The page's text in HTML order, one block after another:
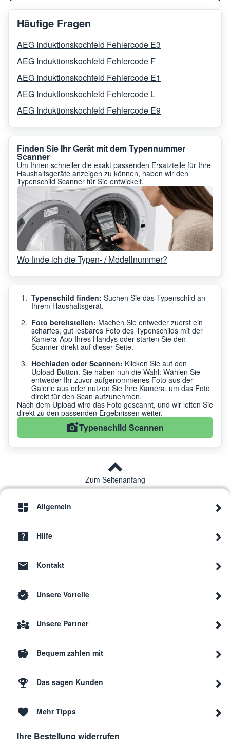
Häufige Fragen
AEG Induktionskochfeld Fehlercode E3
AEG Induktionskochfeld Fehlercode F
AEG Induktionskochfeld Fehlercode E1
AEG Induktionskochfeld Fehlercode L
AEG Induktionskochfeld Fehlercode E9
Finden Sie Ihr Gerät mit dem Typennummer
Scanner
Um Ihnen schneller die exakt passenden Ersatzteile für Ihre
Haushaltsgeräte anzeigen zu können, haben wir den
Typenschild Scanner für Sie entwickelt.
Wo finde ich die Typen- / Modellnummer?
Typenschild finden: Suchen Sie das Typenschild an
Ihrem Haushaltsgerät.
Foto bereitstellen: Machen Sie entweder zuerst ein
scharfes, gut lesbares Foto des Typenschilds mit der
Kamera-App Ihres Handys oder starten Sie den
Scanner direkt auf dieser Seite.
Hochladen oder Scannen: Klicken Sie auf den
Upload-Button. Sie haben nun die Wahl: Wählen Sie
entweder Ihr zuvor aufgenommenes Foto aus der
Galerie aus oder nutzen Sie Ihre Kamera, um das Foto
direkt für den Scan aufzunehmen.
Nach dem Upload wird das Foto gescannt, und wir leiten Sie
direkt zu den passenden Ergebnissen weiter.
Typenschild Scannen
Zum Seitenanfang
Allgemein
Hilfe
Kontakt
Unsere Vorteile
Unsere Partner
Bequem zahlen mit
Das sagen Kunden
Mehr Tipps
Ihre Bestellung widerrufen